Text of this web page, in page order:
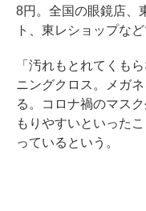
8円。全国の眼鏡店、
ト、東レショップなど
「汚れもとれてくも
ニングクロス。メガ
る。コロナ禍のマス
もりやすいといった
っているという。